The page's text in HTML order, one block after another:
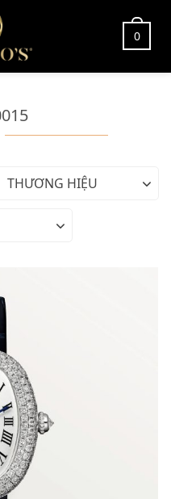
0
THƯƠNG HIỆU